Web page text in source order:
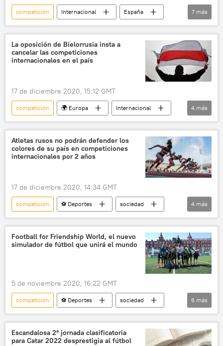
competición Internacional
España
sociedad
⚽ Deportes
Rally Dakar
mujeres
carrera
automóviles
noticias
7 más
La oposición de Bielorrusia insta a
cancelar las competiciones
internacionales en el país
17 de diciembre 2020, 15:12 GMT
competición 🌍 Europa
Internacional
Bielorrusia
COI
⚽ Deportes
noticias
4 más
Atletas rusos no podrán defender los
colores de su país en competiciones
internacionales por 2 años
17 de diciembre 2020, 14:34 GMT
competición ⚽ Deportes
sociedad
Rusia
Internacional
atletas
noticias
4 más
Football for Friendship World, el nuevo
simulador de fútbol que unirá el mundo
5 de noviembre 2020, 16:22 GMT
competición ⚽ Deportes
sociedad
fútbol
amistad
relaciones internacionales
juegos
6 más
Escandalosa 2ª jornada clasificatoria
para Сatar 2022 desprestigia al fútbol